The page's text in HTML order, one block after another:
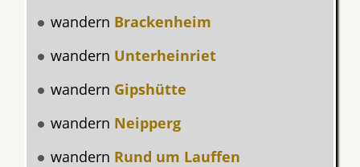
wandern Brackenheim
wandern Unterheinriet
wandern Gipshütte
wandern Neipperg
wandern Rund um Lauffen